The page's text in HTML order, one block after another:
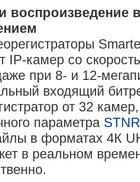
воспроизведение
IP-камер со
при 8- и 12-
входящий
от 32
параметра
в форматах 4К
в реальном